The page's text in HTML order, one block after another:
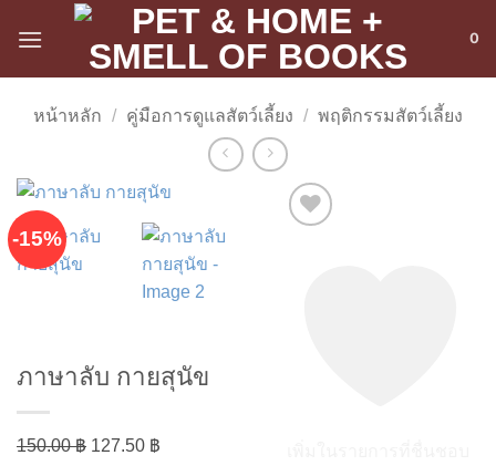
0
หน้าหลัก / คู่มือการดูแลสัตว์เลี้ยง / พฤติกรรมสัตว์เลี้ยง
-15%
ภาษาลับ กายสุนัข
150.00฿ Original
127.50 ฿